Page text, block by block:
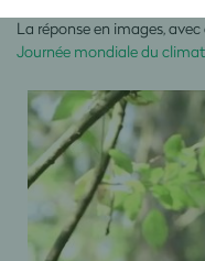
La réponse en images,
Journée mondiale du climat